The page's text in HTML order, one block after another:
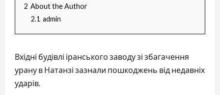
2 About the Author
2.1 admin
Вхідні будівлі іранського заводу зі збагачення
урану в Натанзі зазнали пошкоджень від недавніх
ударів.